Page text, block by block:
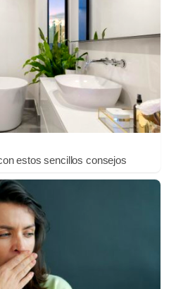
estos sencillos consejos